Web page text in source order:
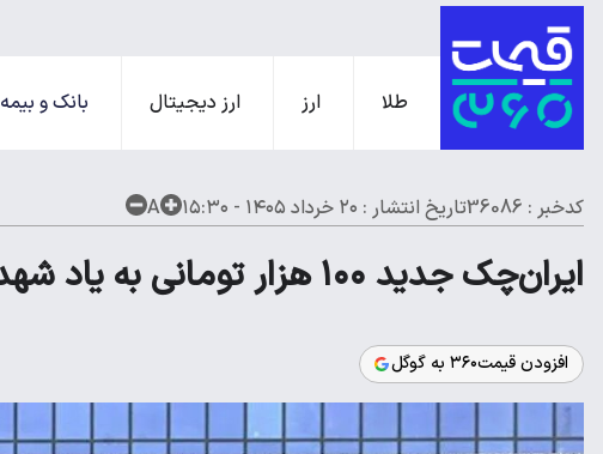
طلا ارز ارز دیجیتال بانک و بیمه
کدخبر : 36086 تاریخ انتشار : ۲۰ خرداد ۱۴۰۵ - ۱۵:۳۰ A
ایران‌چک جدید ۱۰۰ هزار تومانی به یاد شهدای میناب
افزودن قیمت۳۶۰ به گوگل